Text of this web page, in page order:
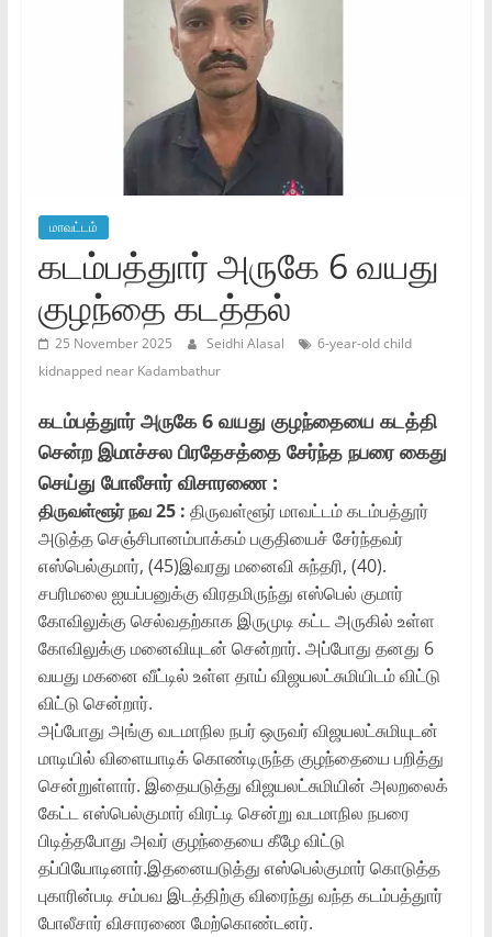
மாவட்டம்
கடம்பத்துார் அருகே 6 வயது
குழந்தை கடத்தல்
25 November 2025 Seidhi Alasal
6-year-old child
kidnapped near Kadambathur
கடம்பத்துார் அருகே 6 வயது குழந்தையை கடத்தி
சென்ற இமாச்சல பிரதேசத்தை சேர்ந்த நபரை கைது
செய்து போலீசார் விசாரணை :
திருவள்ளூர் நவ 25 : திருவள்ளூர் மாவட்டம் கடம்பத்தூர்
அடுத்த செஞ்சிபானம்பாக்கம் பகுதியைச் சேர்ந்தவர்
எஸ்பெல்குமார், (45)இவரது மனைவி சுந்தரி, (40).
சபரிமலை ஐயப்பனுக்கு விரதமிருந்து எஸ்பெல் குமார்
கோவிலுக்கு செல்வதற்காக இருமுடி கட்ட அருகில் உள்ள
கோவிலுக்கு மனைவியுடன் சென்றார். அப்போது தனது 6
வயது மகனை வீட்டில் உள்ள தாய் விஜயலட்சுமியிடம் விட்டு
விட்டு சென்றார்.
அப்போது அங்கு வடமாநில நபர் ஒருவர் விஜயலட்சுமியுடன்
மாடியில் விளையாடிக் கொண்டிருந்த குழந்தையை பறித்து
சென்றுள்ளார். இதையடுத்து விஜயலட்சுமியின் அலறலைக்
கேட்ட எஸ்பெல்குமார் விரட்டி சென்று வடமாநில நபரை
பிடித்தபோது அவர் குழந்தையை கீழே விட்டு
தப்பியோடினார்.இதனையடுத்து எஸ்பெல்குமார் கொடுத்த
புகாரின்படி சம்பவ இடத்திற்கு விரைந்து வந்த கடம்பத்துார்
போலீசார் விசாரணை மேற்கொண்டனர்.